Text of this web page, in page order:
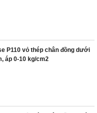
P110 vỏ thép chân đồng dưới
áp 0-10 kg/cm2